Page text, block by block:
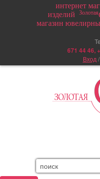
интернет
изделий
Золотая
магазин
Телефон
671 44 46,
Вход /